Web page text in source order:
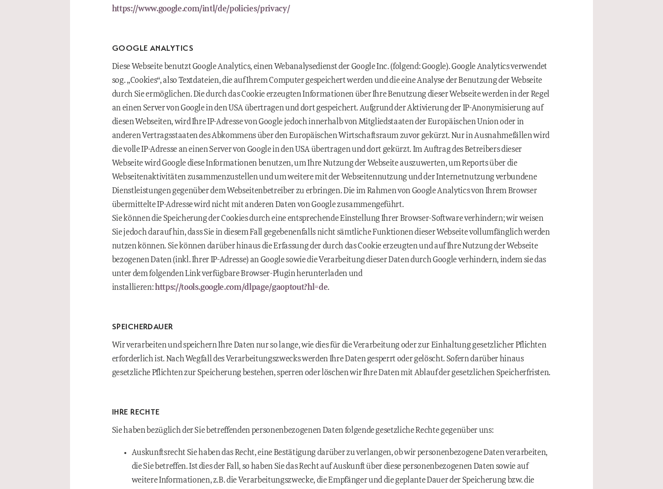
https://www.google.com/intl/de/policies/privacy/
GOOGLE ANALYTICS
Diese Webseite benutzt Google Analytics, einen Webanalysedienst der Google Inc. (folgend: Google). Google Analytics verwendet
sog. „Cookies“, also Textdateien, die auf Ihrem Computer gespeichert werden und die eine Analyse der Benutzung der Webseite
durch Sie ermöglichen. Die durch das Cookie erzeugten Informationen über Ihre Benutzung dieser Webseite werden in der Regel
an einen Server von Google in den USA übertragen und dort gespeichert. Aufgrund der Aktivierung der IP-Anonymisierung auf
diesen Webseiten, wird Ihre IP-Adresse von Google jedoch innerhalb von Mitgliedstaaten der Europäischen Union oder in
anderen Vertragsstaaten des Abkommens über den Europäischen Wirtschaftsraum zuvor gekürzt. Nur in Ausnahmefällen wird
die volle IP-Adresse an einen Server von Google in den USA übertragen und dort gekürzt. Im Auftrag des Betreibers dieser
Webseite wird Google diese Informationen benutzen, um Ihre Nutzung der Webseite auszuwerten, um Reports über die
Webseitenaktivitäten zusammenzustellen und um weitere mit der Webseitennutzung und der Internetnutzung verbundene
Dienstleistungen gegenüber dem Webseitenbetreiber zu erbringen. Die im Rahmen von Google Analytics von Ihrem Browser
übermittelte IP-Adresse wird nicht mit anderen Daten von Google zusammengeführt.
Sie können die Speicherung der Cookies durch eine entsprechende Einstellung Ihrer Browser-Software verhindern; wir weisen
Sie jedoch darauf hin, dass Sie in diesem Fall gegebenenfalls nicht sämtliche Funktionen dieser Webseite vollumfänglich werden
nutzen können. Sie können darüber hinaus die Erfassung der durch das Cookie erzeugten und auf Ihre Nutzung der Webseite
bezogenen Daten (inkl. Ihrer IP-Adresse) an Google sowie die Verarbeitung dieser Daten durch Google verhindern, indem sie das
unter dem folgenden Link verfügbare Browser-Plugin herunterladen und
installieren:https://tools.google.com/dlpage/gaoptout?hl=de.
SPEICHERDAUER
Wir verarbeiten und speichern Ihre Daten nur so lange, wie dies für die Verarbeitung oder zur Einhaltung gesetzlicher Pflichten
erforderlich ist. Nach Wegfall des Verarbeitungszwecks werden Ihre Daten gesperrt oder gelöscht. Sofern darüber hinaus
gesetzliche Pflichten zur Speicherung bestehen, sperren oder löschen wir Ihre Daten mit Ablauf der gesetzlichen Speicherfristen.
IHRE RECHTE
Sie haben bezüglich der Sie betreffenden personenbezogenen Daten folgende gesetzliche Rechte gegenüber uns:
Auskunftsrecht Sie haben das Recht, eine Bestätigung darüber zu verlangen, ob wir personenbezogene Daten verarbeiten,
die Sie betreffen. Ist dies der Fall, so haben Sie das Recht auf Auskunft über diese personenbezogenen Daten sowie auf
weitere Informationen, z.B. die Verarbeitungszwecke, die Empfänger und die geplante Dauer der Speicherung bzw. die